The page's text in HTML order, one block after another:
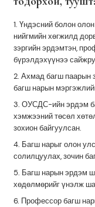
1. Үндэсний болон
нийгмийн хөгжилд
зэргийн эрдэмтэн,
бүрэлдэхүүнээ
2. Ахмад багш паарын
багш нарын
3. ОУСДС-ийн эрдэм
хэмжээний төсөл
зохион байгуулсан.
4. Багш нарыг олон
солилцуулах, зочин
5. Багш нарын эрдэм
хөдөлмөрийг үнэлж
6. Профессор багш